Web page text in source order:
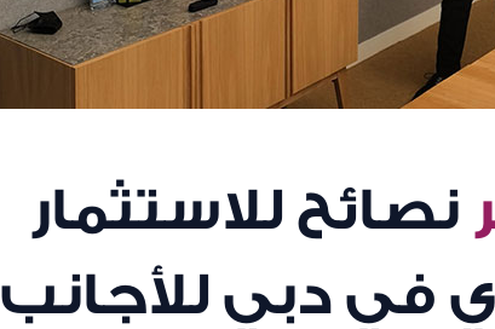
نصائح للاستثمار
في دبي للأجانب